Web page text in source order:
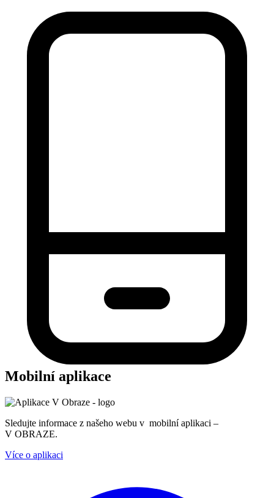
Mobilní aplikace
Sledujte informace z našeho webu v mobilní aplikaci –
V OBRAZE.
Více o aplikaci